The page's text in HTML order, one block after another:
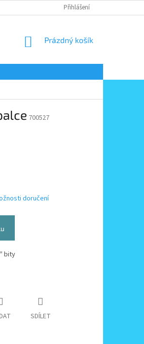
KONTAKT
Přihlášení
NÁKUPNÍ
Prázdný košík
700527
doručení
bity
SDÍLET